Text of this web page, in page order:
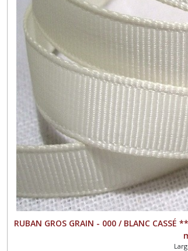
RUBAN GROS GRAIN - 000 / BLANC
Largeur
28
mm
38
mm
(3)
Largeur
(2)